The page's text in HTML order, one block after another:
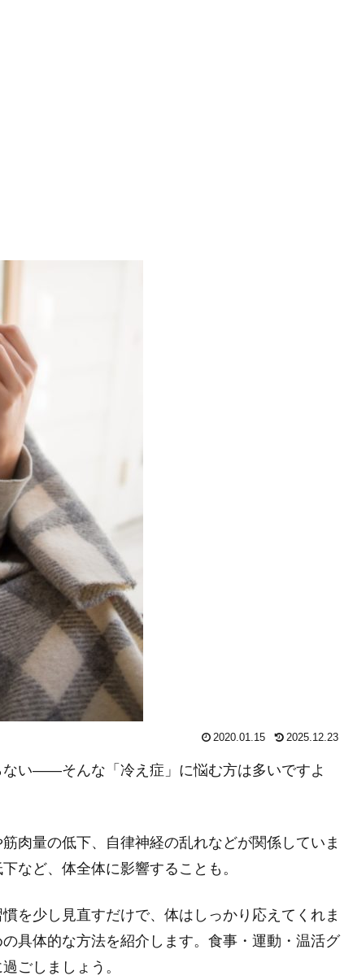
2020.01.15 2025.12.23
い——そんな「冷え症」に悩む方は多いですよ
肉量の低下、自律神経の乱れなどが関係していま
など、体全体に影響することも。
を少し見直すだけで、体はしっかり応えてくれま
具体的な方法を紹介します。食事・運動・温活グ
ごしましょう。